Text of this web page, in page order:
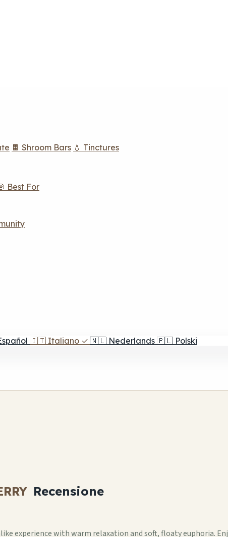
🍫 Shroom Bars 💧 Tinctures
Best For
🇮🇹 Italiano ✓ 🇳🇱 Nederlands 🇵🇱 Polski
Recensione
experience with warm relaxation and soft, floaty euphoria.